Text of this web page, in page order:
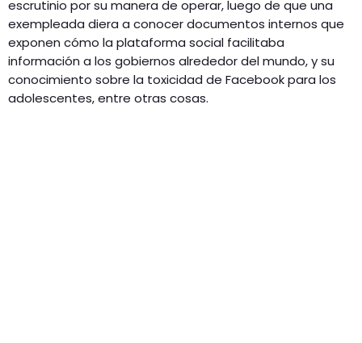
escrutinio por su manera de operar, luego de que una
exempleada diera a conocer documentos internos que
exponen cómo la plataforma social facilitaba
información a los gobiernos alrededor del mundo, y su
conocimiento sobre la toxicidad de Facebook para los
adolescentes, entre otras cosas.